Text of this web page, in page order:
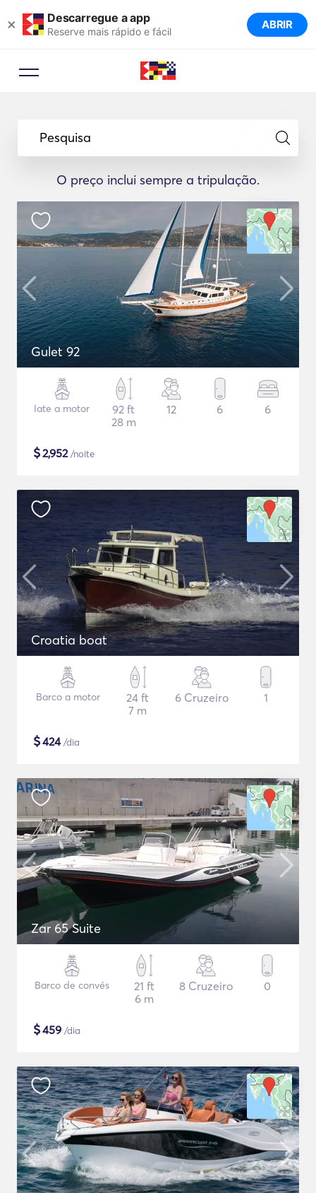
× Descarregue a app
Reserve mais rápido e fácil ABRIR
Pesquisa
O preço inclui sempre a tripulação.
Gulet 92
Iate a motor
92 ft
28 m
12 6 6
$2,952/noite
Croatia boat
Barco a motor
24 ft
7 m
6 Cruzeiro 1
$424/dia
Zar 65 Suite
Barco de convés
21 ft
6 m
8 Cruzeiro 0
$459 /dia